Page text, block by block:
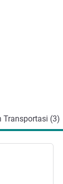
Transportasi (3)